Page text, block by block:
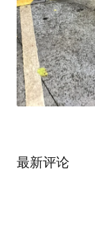
最新评论